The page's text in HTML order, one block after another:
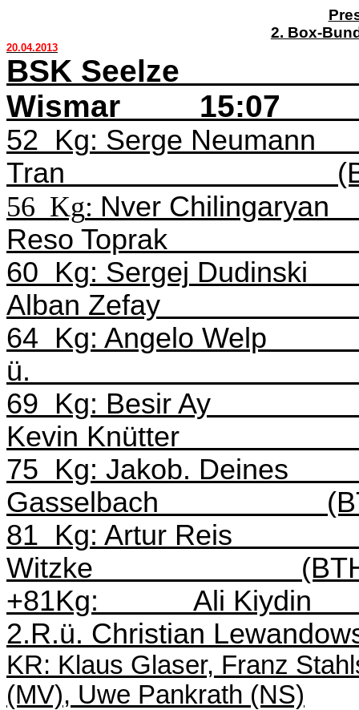
2. Box-
20.04.2013
BSK Seelze
Wismar
15:07
52 Kg: Serge Neumann
Tran
56 Kg: Nver Chilingaryan
Reso Toprak
60 Kg: Sergej Dudinski
Alban Zefay
64 Kg: Angelo Welp
ü.
69 Kg: Besir Ay
Kevin Knütter
75 Kg: Jakob. Deines
Gasselbach
81 Kg: Artur Reis
Witzke
+81Kg:
Ali Kiydin
2.R.ü. Christian
KR: Klaus Glaser, Franz
(MV), Uwe Pankrath (NS)